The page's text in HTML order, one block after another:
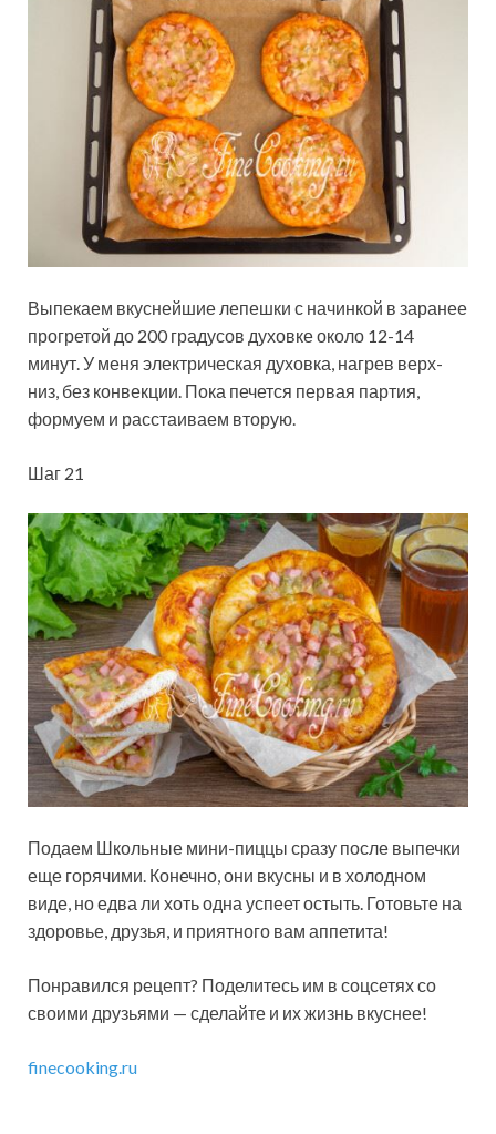
Выпекаем вкуснейшие лепешки с начинкой в заранее
прогретой до 200 градусов духовке около 12-14
минут. У меня электрическая духовка, нагрев верх-
низ, без конвекции. Пока печется первая партия,
формуем и расстаиваем вторую.
Шаг 21
Подаем Школьные мини-пиццы сразу после выпечки
еще горячими. Конечно, они вкусны и в холодном
виде, но едва ли хоть одна успеет остыть. Готовьте на
здоровье, друзья, и приятного вам аппетита!
Понравился рецепт? Поделитесь им в соцсетях со
своими друзьями — сделайте и их жизнь вкуснее!
finecooking.ru